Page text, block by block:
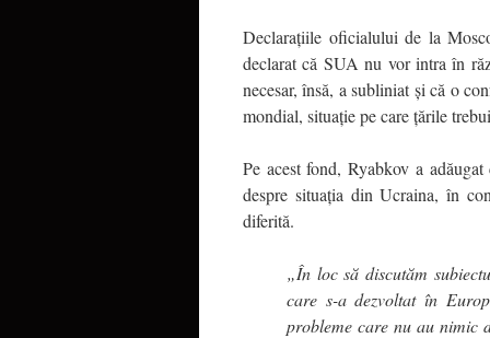
Declarațiile oficialului de la
declarat că SUA nu vor intra în
necesar, însă, a subliniat și că o
mondial, situație pe care țările
Pe acest fond, Ryabkov a
despre situația din Ucraina, în
diferită.
„În loc să discutăm
care s-a dezvoltat în
probleme care nu au nimic